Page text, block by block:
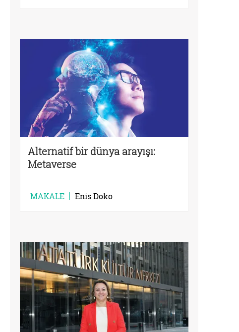
Alternatif bir dünya arayışı:
Metaverse
MAKALE Enis Doko